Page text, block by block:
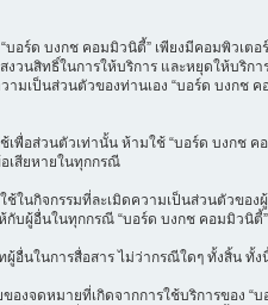
บอร์ด บงกช คอมมิวนิตี้” เพียงมีคอมพิวเ
งวนสิทธิ์ในการให้บริการ และหยุดให้บริ
ามเป็นส่วนตัวของท่านเอง “บอร์ด บงก
เพื่อส่วนตัวเท่านั้น ห้ามใช้ “บอร์ด บงกช
เสียหายในทุกกรณี
ช้ในกิจกรรมที่ละเมิดความเป็นส่วนตัวข
บผู้อื่นในทุกกรณี “บอร์ด บงกช คอมมิวนิตี้
นในการสื่อสาร ไม่ว่ากรณีใดๆ ทั้งสิ้น ทั้ง
งจดหมายที่เกิดจากการใช้บริการของ “